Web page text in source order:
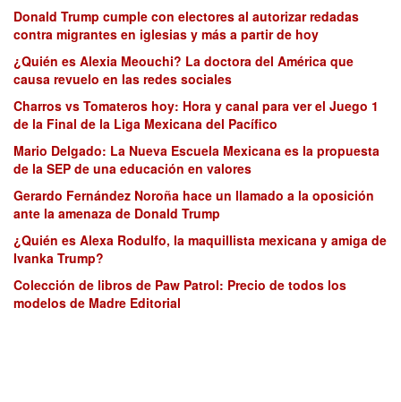
Donald Trump cumple con electores al autorizar redadas
contra migrantes en iglesias y más a partir de hoy
¿Quién es Alexia Meouchi? La doctora del América que
causa revuelo en las redes sociales
Charros vs Tomateros hoy: Hora y canal para ver el Juego 1
de la Final de la Liga Mexicana del Pacífico
Mario Delgado: La Nueva Escuela Mexicana es la propuesta
de la SEP de una educación en valores
Gerardo Fernández Noroña hace un llamado a la oposición
ante la amenaza de Donald Trump
¿Quién es Alexa Rodulfo, la maquillista mexicana y amiga de
Ivanka Trump?
Colección de libros de Paw Patrol: Precio de todos los
modelos de Madre Editorial